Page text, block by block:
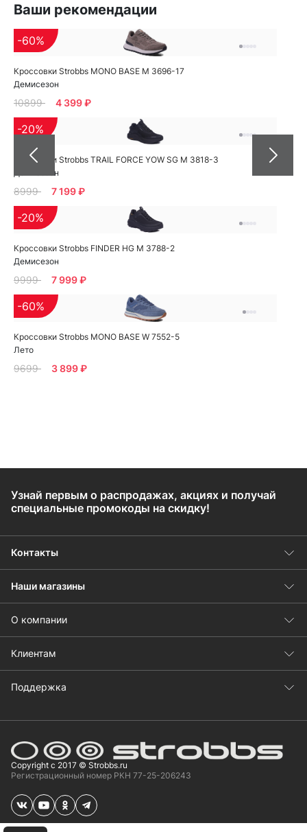
Ваши рекомендации
Кроссовки Strobbs MONO BASE M 3696-17
Демисезон
-60%
10899 4 399 ₽
Кроссовки Strobbs TRAIL FORCE YOW SG M 3818-3
Демисезон
-20%
8999 7 199 ₽
Кроссовки Strobbs FINDER HG M 3788-2
Демисезон
-20%
9999 7 999 ₽
Кроссовки Strobbs MONO BASE W 7552-5
Лето
-60%
9699 3 899 ₽
Узнай первым о распродажах, акциях и получай
специальные промокоды на скидку!
Контакты
Наши магазины
О компании
Клиентам
Поддержка
Copyright с 2017 © Strobbs.ru
Регистрационный номер РКН 77-25-206243